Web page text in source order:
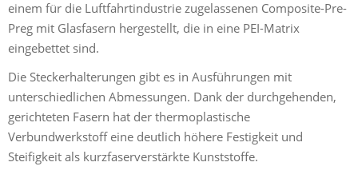
einem für die Luftfahrtindustrie zugelassenen Composite-Pre-
Preg mit Glasfasern hergestellt, die in eine PEI-Matrix
eingebettet sind.
Die Steckerhalterungen gibt es in Ausführungen mit
unterschiedlichen Abmessungen. Dank der durchgehenden,
gerichteten Fasern hat der thermoplastische
Verbundwerkstoff eine deutlich höhere Festigkeit und
Steifigkeit als kurzfaserverstärkte Kunststoffe.